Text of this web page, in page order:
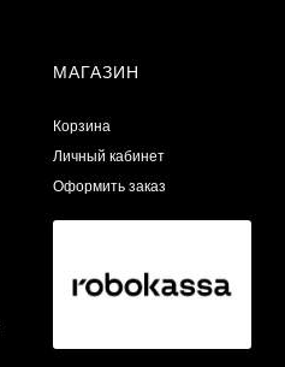
МАГАЗИН
Корзина
Личный кабинет
Оформить заказ